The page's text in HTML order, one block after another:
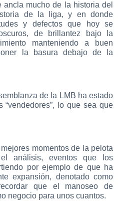
mucho de la historia del
de la liga, y en donde
y defectos que hoy se
de brillantez bajo la
manteniendo a buen
la basura debajo de la
de la LMB ha estado
lo que sea que
momentos de la pelota
análisis, eventos que los
por ejemplo de que ha
expansión, denotado como
que el manoseo de
negocio para unos cuantos.